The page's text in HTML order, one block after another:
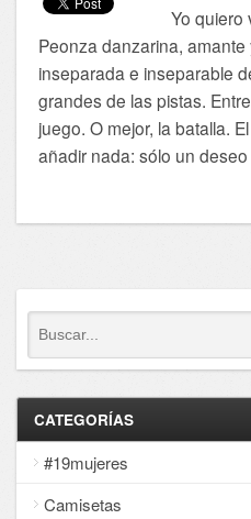
Yo quiero
Peonza danzarina,
inseparada e inseparable
grandes de las pistas.
juego. O mejor, la batalla.
añadir nada: sólo un
CATEGORÍAS
#19mujeres
Camisetas